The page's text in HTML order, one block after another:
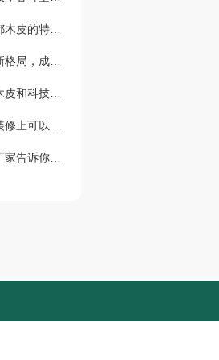
锯齿纹木皮成都木皮的特点你知道吗？
为你的家布置新格局，成都木饰板是你的不二选择
成都木皮天然木皮和科技木皮你知道怎么区分吗?
四川木饰板在装修上可以怎么用？
四川木饰面皮厂家告诉你咱们有这些类别！